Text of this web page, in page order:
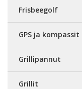
Frisbeegolf
GPS ja kompassit
Grillipannut
Grillit